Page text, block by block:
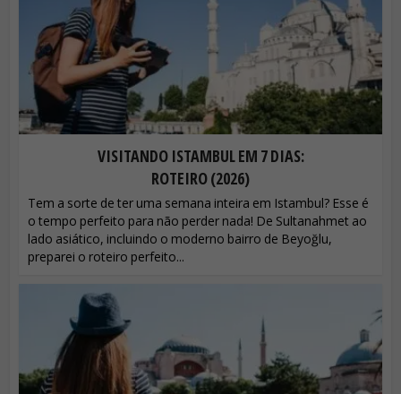
VISITANDO ISTAMBUL EM 7 DIAS:
ROTEIRO (2026)
Tem a sorte de ter uma semana inteira em Istambul? Esse é
o tempo perfeito para não perder nada! De Sultanahmet ao
lado asiático, incluindo o moderno bairro de Beyoğlu,
preparei o roteiro perfeito...